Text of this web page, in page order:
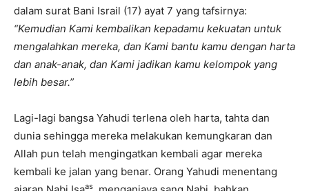
dalam surat Bani Israil (17) ayat 7 yang tafsirnya:
“Kemudian Kami kembalikan kepadamu kekuatan untuk
mengalahkan mereka, dan Kami bantu kamu dengan harta
dan anak-anak, dan Kami jadikan kamu kelompok yang
lebih besar.”
Lagi-lagi bangsa Yahudi terlena oleh harta, tahta dan
dunia sehingga mereka melakukan kemungkaran dan
Allah pun telah mengingatkan kembali agar mereka
kembali ke jalan yang benar. Orang Yahudi menentang
as